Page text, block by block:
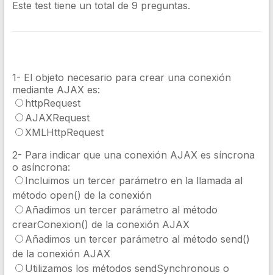
Este test tiene un total de 9 preguntas.
1- El objeto necesario para crear una conexión
mediante AJAX es:
httpRequest
AJAXRequest
XMLHttpRequest
2- Para indicar que una conexión AJAX es síncrona
o asíncrona:
Incluimos un tercer parámetro en la llamada al
método open() de la conexión
Añadimos un tercer parámetro al método
crearConexion() de la conexión AJAX
Añadimos un tercer parámetro al método send()
de la conexión AJAX
Utilizamos los métodos sendSynchronous o